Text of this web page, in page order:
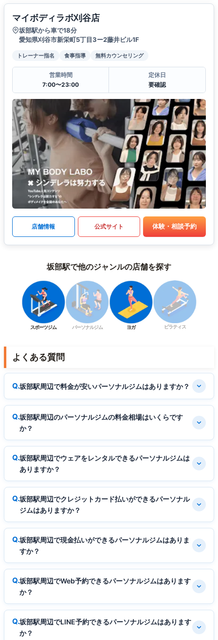
マイボディラボ刈谷店
坂部駅から車で18分
愛知県刈谷市新栄町5丁目3ー2藤井ビル1F
トレーナー指名 食事指導 無料カウンセリング
営業時間
7:00〜23:00
定休日
要確認
店舗情報 公式サイト 体験・相談予約
坂部駅で他のジャンルの店舗を探す
スポーツジム パーソナルジム ヨガ ピラティス
よくある質問
坂部駅周辺で料金が安いパーソナルジムはありますか？
坂部駅周辺のパーソナルジムの料金相場はいくらです
か？
坂部駅周辺でウェアをレンタルできるパーソナルジムは
ありますか？
坂部駅周辺でクレジットカード払いができるパーソナル
ジムはありますか？
坂部駅周辺で現金払いができるパーソナルジムはありま
すか？
坂部駅周辺でWeb予約できるパーソナルジムはあります
か？
坂部駅周辺でLINE予約できるパーソナルジムはあります
か？